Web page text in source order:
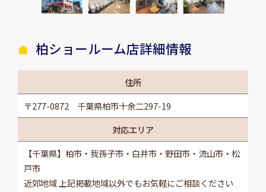
柏ショールーム店詳細情報
住所
〒277-0872 千葉県柏市十余二297-19
対応エリア
【千葉県】柏市・我孫子市・白井市・野田市・流山市・松
戸市
近郊地域 上記掲載地域以外でもお気軽にご相談ください